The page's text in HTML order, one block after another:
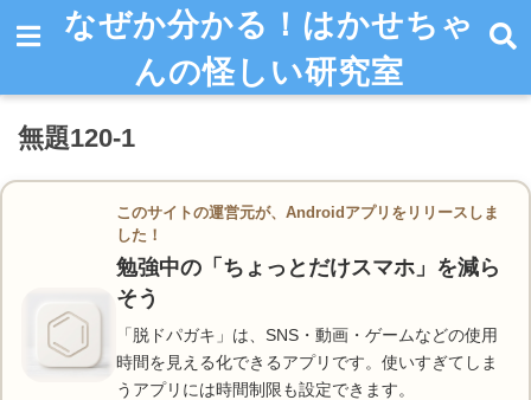
なぜか分かる！はかせちゃ
んの怪しい研究室
無題120-1
このサイトの運営元が、Androidアプリをリリースしま
した！
勉強中の「ちょっとだけスマホ」を減ら
そう
「脱ドパガキ」は、SNS・動画・ゲームなどの使用
時間を見える化できるアプリです。使いすぎてしま
うアプリには時間制限も設定できます。